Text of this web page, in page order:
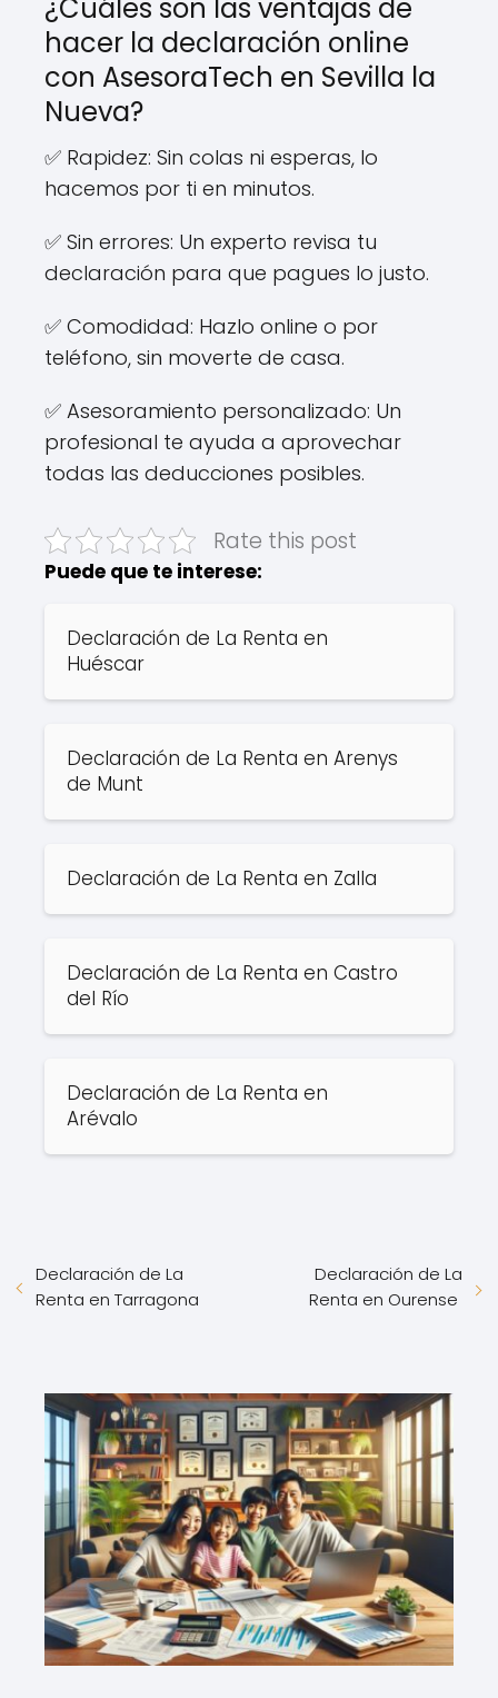
¿Cuáles son las ventajas de
hacer la declaración online
con AsesoraTech en Sevilla la
Nueva?
✅ Rapidez: Sin colas ni esperas, lo
hacemos por ti en minutos.
✅ Sin errores: Un experto revisa tu
declaración para que pagues lo justo.
✅ Comodidad: Hazlo online o por
teléfono, sin moverte de casa.
✅ Asesoramiento personalizado: Un
profesional te ayuda a aprovechar
todas las deducciones posibles.
Rate this post
Puede que te interese:
Declaración de La Renta en
Huéscar
Declaración de La Renta en Arenys
de Munt
Declaración de La Renta en Zalla
Declaración de La Renta en Castro
del Río
Declaración de La Renta en
Arévalo
Declaración de La
Renta en Tarragona
Declaración de La
Renta en Ourense